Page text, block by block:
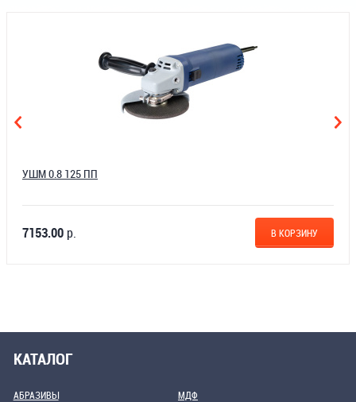
УШМ 0.8 125 ПП
7153.00 р. В КОРЗИНУ
КАТАЛОГ
АБРАЗИВЫ
МДФ